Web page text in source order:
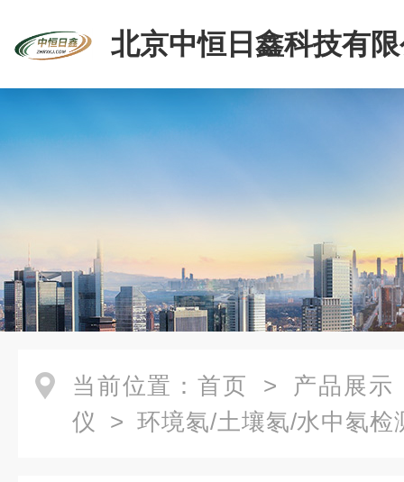
北京中恒日鑫科技有
当前位置： 首页 > 产品展示
仪 > 环境氡/土壤氡/水中氡检